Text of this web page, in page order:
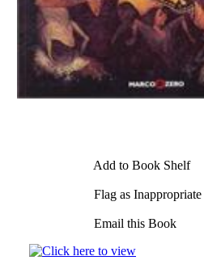
Add to Book Shelf
Flag as Inappropriate
Email this Book